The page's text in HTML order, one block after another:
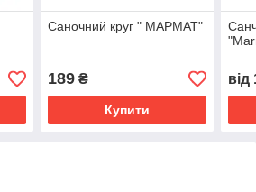
Саночний круг " МАРМАТ"
189₴
Купити
від